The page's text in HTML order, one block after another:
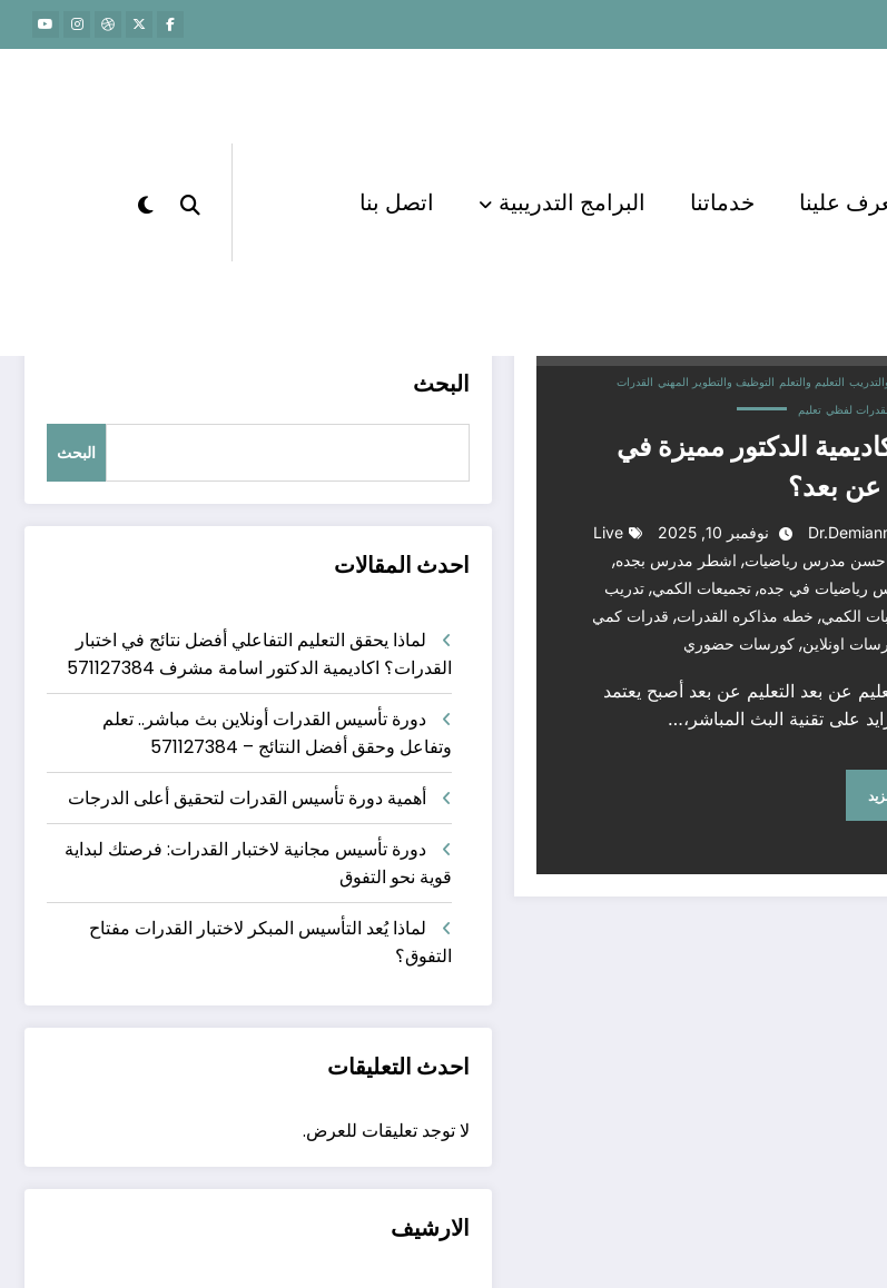
علينا خدماتنا البرامج التدريبية اتصل بنا
التعليم والتعلم التوظيف والتطوير المهني القدرات
لفظي تعليم
الدكتور مميزة في
عن بعد؟
نوفمبر 10, 2025
Live
مدرس رياضيات, اشطر مدرس بجده,
رياضيات في جده, تجميعات الكمي, تدريب
الكمي, خطه مذاكره القدرات, قدرات كمي
اونلاين, كورسات حضوري
عن بعد التعليم عن بعد أصبح يعتمد
على تقنية البث المباشر،…
البحث
البحث
احدث المقالات
لماذا يحقق التعليم التفاعلي أفضل نتائج في اختبار
القدرات؟ اكاديمية الدكتور اسامة مشرف 571127384
دورة تأسيس القدرات أونلاين بث مباشر.. تعلم
وتفاعل وحقق أفضل النتائج – 571127384
أهمية دورة تأسيس القدرات لتحقيق أعلى الدرجات
دورة تأسيس مجانية لاختبار القدرات: فرصتك لبداية
قوية نحو التفوق
لماذا يُعد التأسيس المبكر لاختبار القدرات مفتاح
التفوق؟
احدث التعليقات
لا توجد تعليقات للعرض.
الارشيف